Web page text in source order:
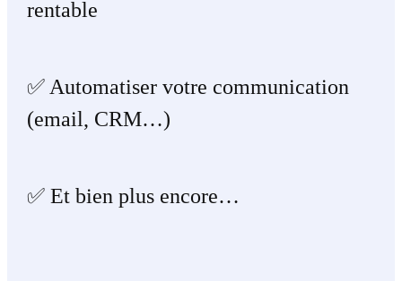
rentable
✅ Automatiser votre communication
(email, CRM…)
✅ Et bien plus encore…